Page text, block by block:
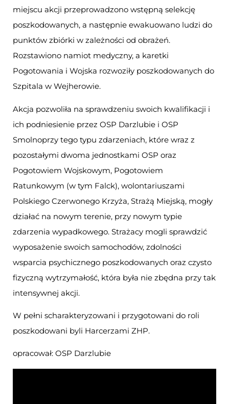
miejscu akcji przeprowadzono wstępną selekcję
poszkodowanych, a następnie ewakuowano ludzi do
punktów zbiórki w zależności od obrażeń.
Rozstawiono namiot medyczny, a karetki
Pogotowania i Wojska rozwoziły poszkodowanych do
Szpitala w Wejherowie.
Akcja pozwoliła na sprawdzeniu swoich kwalifikacji i
ich podniesienie przez OSP Darzlubie i OSP
Smolnoprzy tego typu zdarzeniach, które wraz z
pozostałymi dwoma jednostkami OSP oraz
Pogotowiem Wojskowym, Pogotowiem
Ratunkowym (w tym Falck), wolontariuszami
Polskiego Czerwonego Krzyża, Strażą Miejską, mogły
działać na nowym terenie, przy nowym typie
zdarzenia wypadkowego. Strażacy mogli sprawdzić
wyposażenie swoich samochodów, zdolności
wsparcia psychicznego poszkodowanych oraz czysto
fizyczną wytrzymałość, która była nie zbędna przy tak
intensywnej akcji.
W pełni scharakteryzowani i przygotowani do roli
poszkodowani byli Harcerzami ZHP.
opracował: OSP Darzlubie